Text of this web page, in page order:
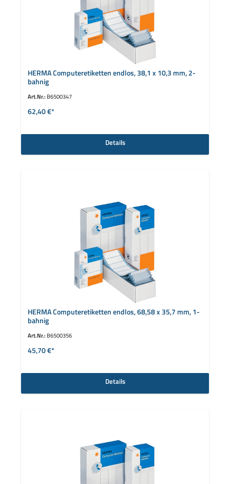
HERMA Computeretiketten endlos, 38,1 x 10,3 mm, 2-
bahnig
Art.Nr.: B6500347
62,40 €*
Details
HERMA Computeretiketten endlos, 68,58 x 35,7 mm, 1-
bahnig
Art.Nr.: B6500356
45,70 €*
Details